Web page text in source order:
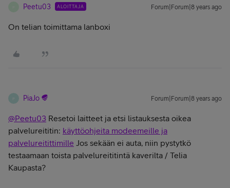
Peetu03 ALOITTAJA Forum|Forum|8 years ago
On telian toimittama lanboxi
PiaJo Forum|Forum|8 years ago
@Peetu03 Resetoi laitteet ja etsi listauksesta oikea
palvelureititin: käyttöohjeita modeemeille ja
palvelureitittimille Jos sekään ei auta, niin pystytkö
testaamaan toista palvelureititintä kaverilta / Telia
Kaupasta?